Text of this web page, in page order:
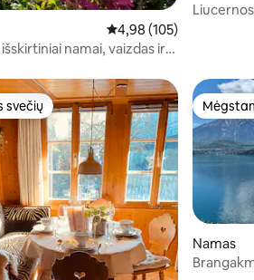
Vidutinis įvertinimas:
4,98 (105)
išskirtiniai namai, vaizdas ir
svečių
svečių
Namas